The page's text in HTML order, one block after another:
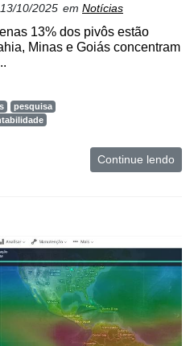
13/10/2025 em Notícias
13% dos pivôs estão
Minas e Goiás concentram
pesquisa
Continue lendo